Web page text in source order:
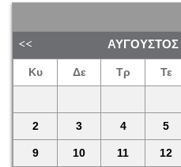
ΑΎΓΟΥΣΤΟΣ
Κυ Δε Τρ Τε
2 3 4 5
9 10 11 12